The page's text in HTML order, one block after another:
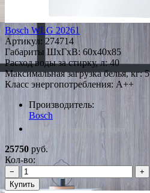
Bosch WLG 20261
Артикул: 274714
Габариты ШxГxВ: 60x40x85
Расход воды за стирку, л: 40
Максимальная загрузка белья, кг: 5
Класс энергопотребления: A++
Производитель:
Bosch
*Наличие уточняйте у менеджера
25750 руб.
Кол-во:
−
+
Купить